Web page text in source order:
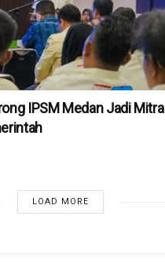
IPSM Medan Jadi Mitra
LOAD MORE